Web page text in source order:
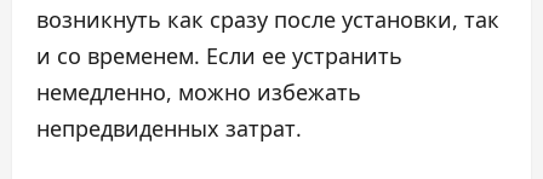
возникнуть как сразу после установки, так
и со временем. Если ее устранить
немедленно, можно избежать
непредвиденных затрат.